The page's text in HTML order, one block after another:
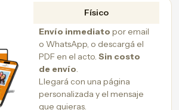
Físico
Envío inmediato por email
o WhatsApp, o descargá el
PDF en el acto. Sin costo
de envío.
Llegará con una página
personalizada y el mensaje
que quieras.